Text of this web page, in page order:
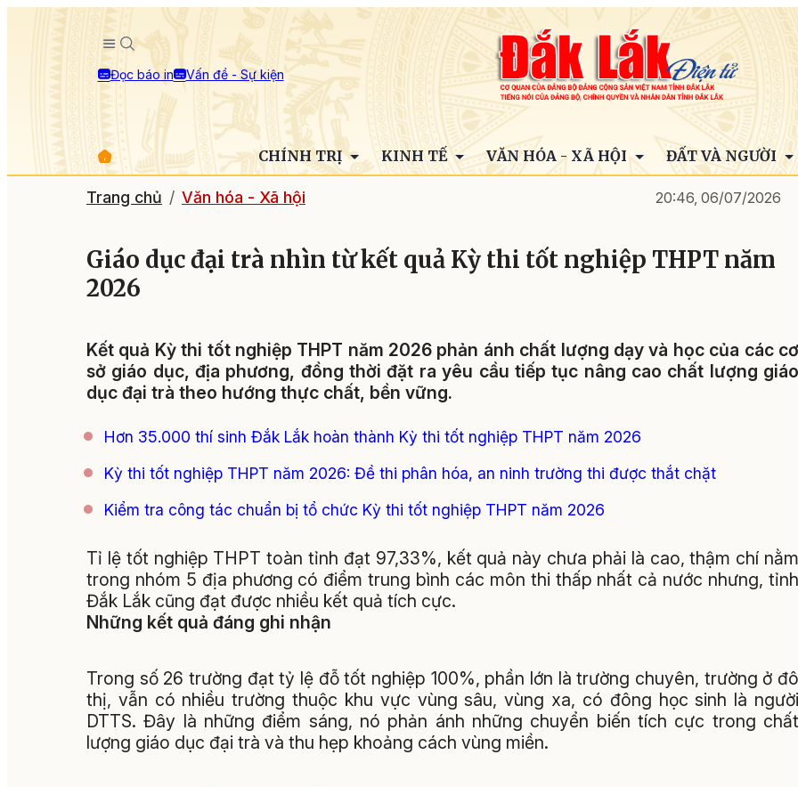
Đọc báo in Vấn đề - Sự kiện
CHÍNH TRỊ KINH TẾ VĂN HÓA - XÃ HỘI ĐẤT VÀ NGƯỜI
Trang chủ Văn hóa - Xã hội 20:46, 06/07/2026
Giáo dục đại trà nhìn từ kết quả Kỳ thi tốt nghiệp THPT năm
2026
Kết quả Kỳ thi tốt nghiệp THPT năm 2026 phản ánh chất lượng dạy và học của các cơ
sở giáo dục, địa phương, đồng thời đặt ra yêu cầu tiếp tục nâng cao chất lượng giáo
dục đại trà theo hướng thực chất, bền vững.
Hơn 35.000 thí sinh Đắk Lắk hoàn thành Kỳ thi tốt nghiệp THPT năm 2026
Kỳ thi tốt nghiệp THPT năm 2026: Đề thi phân hóa, an ninh trường thi được thắt chặt
Kiểm tra công tác chuẩn bị tổ chức Kỳ thi tốt nghiệp THPT năm 2026
Tỉ lệ tốt nghiệp THPT toàn tỉnh đạt 97,33%, kết quả này chưa phải là cao, thậm chí nằm
trong nhóm 5 địa phương có điểm trung bình các môn thi thấp nhất cả nước nhưng, tỉnh
Đắk Lắk cũng đạt được nhiều kết quả tích cực.
Những kết quả đáng ghi nhận
Trong số 26 trường đạt tỷ lệ đỗ tốt nghiệp 100%, phần lớn là trường chuyên, trường ở đô
thị, vẫn có nhiều trường thuộc khu vực vùng sâu, vùng xa, có đông học sinh là người
DTTS. Đây là những điểm sáng, nó phản ánh những chuyển biến tích cực trong chất
lượng giáo dục đại trà và thu hẹp khoảng cách vùng miền.